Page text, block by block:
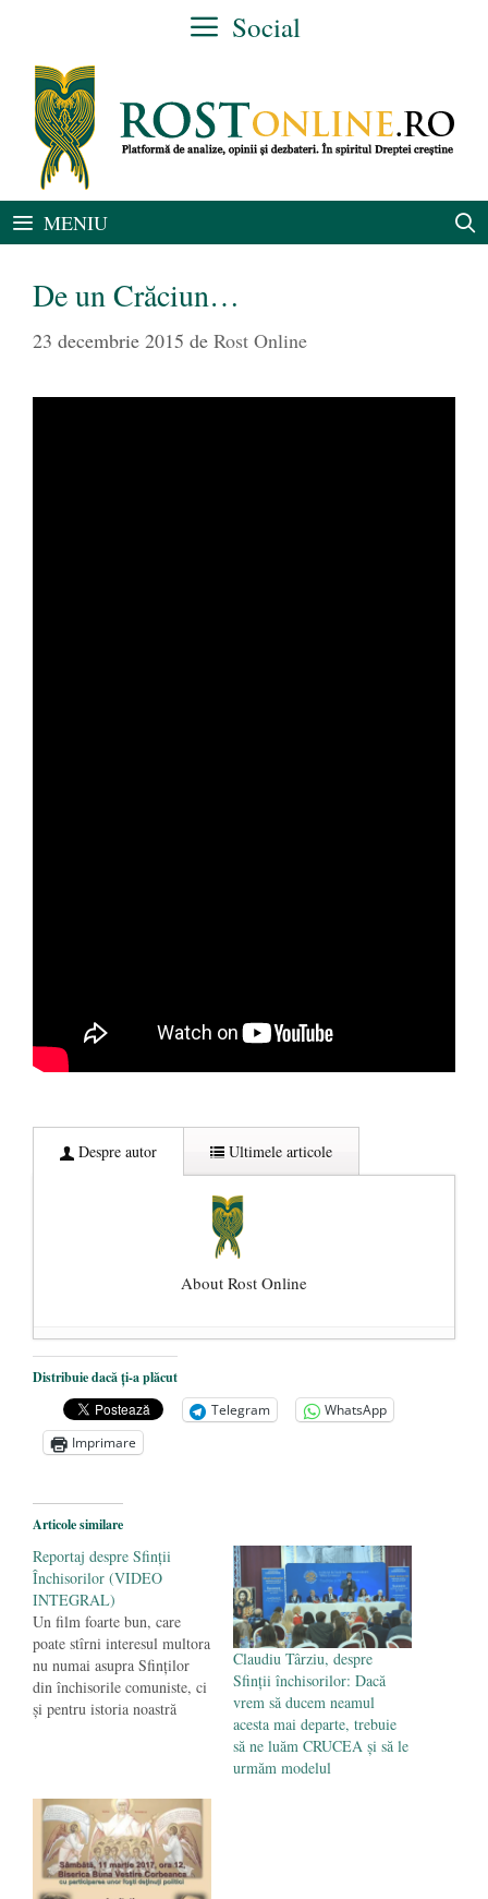
conținut
Social
MENIU
De un Crăciun…
23 decembrie 2015 de Rost Online
Despre autor Ultimele articole
About Rost Online
Dezvăluiri cutremurătoare despre
președintele Ucrainei, Volodymyr
Zelensky
- 13 mai 2026
Statul care servește Națiunea
Legea Vexler produce efecte. Bustul
poetului Octavian Goga, înlăturat din Iași
- 16 aprilie 2026
Distribuie dacă ți-a plăcut
Telegram
WhatsApp
Imprimare
Articole similare
Reportaj despre Sfinţii
Închisorilor (VIDEO
INTEGRAL)
Un film foarte bun, care
poate stîrni interesul multora
nu numai asupra Sfinţilor
din închisorile comuniste, ci
şi pentru istoria noastră
că despre Mişcarea
Legionară s-a vorbit puţin în
acest reportaj (e bine aşa,
căci altminteri…
Claudiu Târziu, despre
Sfinții închisorilor: Dacă
vrem să ducem neamul
acesta mai departe, trebuie
să ne luăm CRUCEA și să le
urmăm modelul